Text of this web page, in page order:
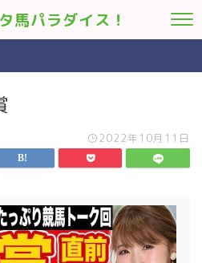
馬パラダイス！
2022年10月11日